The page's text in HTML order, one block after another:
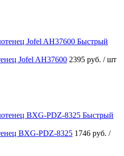
Быстрый
Jofel AH37600 2395 руб. / шт
Быстрый
BXG-PDZ-8325 1746 руб. /